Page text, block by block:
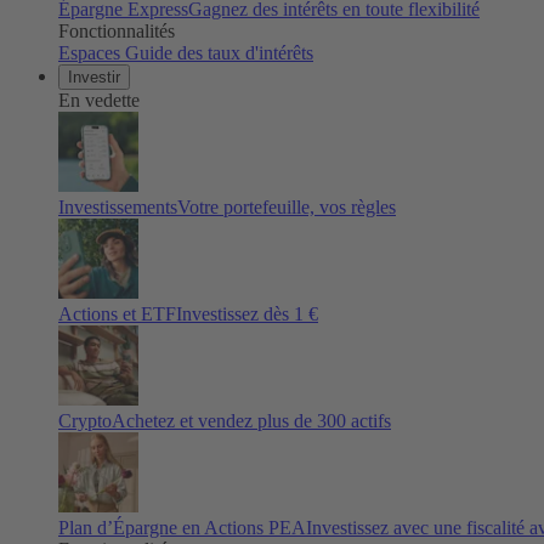
Épargne ExpressGagnez des intérêts en toute flexibilité
Fonctionnalités
Espaces Guide des taux d'intérêts
Investir
En vedette
InvestissementsVotre portefeuille, vos règles
Actions et ETFInvestissez dès 1 €
CryptoAchetez et vendez plus de 300 actifs
Plan d’Épargne en Actions PEAInvestissez avec une fiscalité